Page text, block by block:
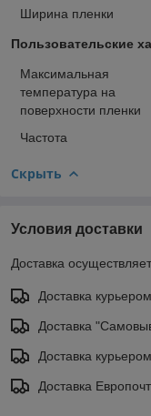
Ширина пленки
Пользовательские
Максимальная
температура на
поверхности пленки
Частота
Скрыть
Условия доставки
Доставка
Доставка
Доставка
Доставка
Доставка